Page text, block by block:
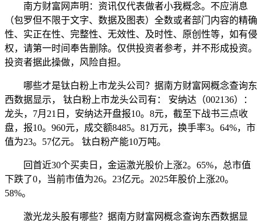
南方财富网声明：资讯仅代表做者小我概念。不应消息
（包罗但不限于文字、数据及图表）全数或者部门内容的精确
性、实正在性、完整性、无效性、及时性、原创性等，如有侵
权，请第一时间奉告删除。仅供投资者参考，并不形成投资。
投资者据此操做，风险自担。
哪些才是钛白粉上市龙头公司？据南方财富网概念查询东
西数据显示， 钛白粉上市龙头公司有： 安纳达（002136）：
龙头，7月21日，安纳达开盘报10。8元，截至下战书三点收
盘，报10。960元，成交额8485。81万元，换手率3。64%，市
值为23。57亿元。 钛白粉产能10万吨。
回首近30个买卖日，金运激光股价上涨2。65%，总市值
下跌了0，当前市值为26。23亿元。2025年股价上涨20。
58%。
激光龙头股有哪些？据南方财富网概念查询东西数据显